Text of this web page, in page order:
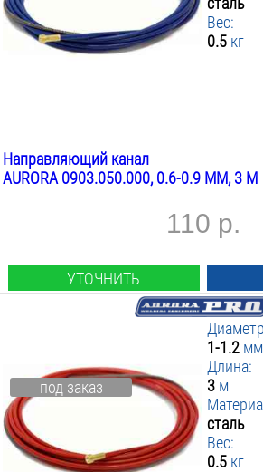
Вес:
0.5 кг
Направляющий канал
AURORA 0903.050.000, 0.6-0.9 ММ, 3 М
110 р.
УТОЧНИТЬ
под заказ
1-1.2 мм
Длина:
3 м
сталь
Вес:
0.5 кг